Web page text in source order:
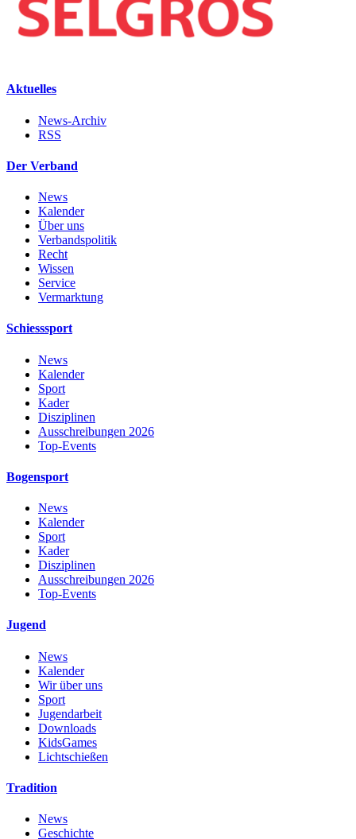
Aktuelles
News-Archiv
RSS
Der Verband
News
Kalender
Über uns
Verbandspolitik
Recht
Wissen
Service
Vermarktung
Schiesssport
News
Kalender
Sport
Kader
Disziplinen
Ausschreibungen 2026
Top-Events
Bogensport
News
Kalender
Sport
Kader
Disziplinen
Ausschreibungen 2026
Top-Events
Jugend
News
Kalender
Wir über uns
Sport
Jugendarbeit
Downloads
KidsGames
Lichtschießen
Tradition
News
Geschichte